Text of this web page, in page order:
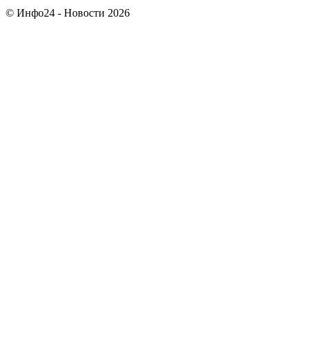
© Инфо24 - Новости 2026